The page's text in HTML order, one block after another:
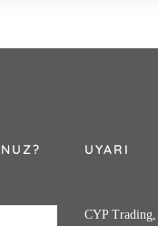
UYARI
CYP